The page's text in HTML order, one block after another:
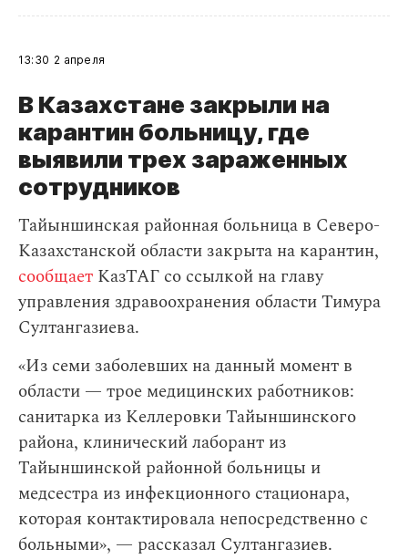
13:30 2 апреля
В Казахстане закрыли на
карантин больницу, где
выявили трех зараженных
сотрудников
Тайыншинская районная больница в Северо-
Казахстанской области закрыта на карантин,
сообщает КазТАГ со ссылкой на главу
управления здравоохранения области Тимура
Султангазиева.
«Из семи заболевших на данный момент в
области — трое медицинских работников:
санитарка из Келлеровки Тайыншинского
района, клинический лаборант из
Тайыншинской районной больницы и
медсестра из инфекционного стационара,
которая контактировала непосредственно с
больными», — рассказал Султангазиев.